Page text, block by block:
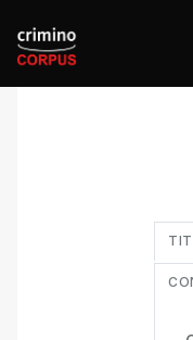
Panneau de gestion